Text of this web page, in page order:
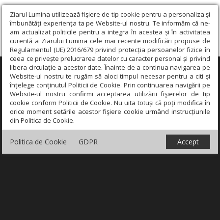
Ziarul Lumina utilizează fişiere de tip cookie pentru a personaliza și
îmbunătăți experiența ta pe Website-ul nostru. Te informăm că ne-
am actualizat politicile pentru a integra în acestea și în activitatea
curentă a Ziarului Lumina cele mai recente modificări propuse de
Regulamentul (UE) 2016/679 privind protecția persoanelor fizice în
ceea ce privește prelucrarea datelor cu caracter personal și privind
libera circulație a acestor date. Înainte de a continua navigarea pe
Website-ul nostru te rugăm să aloci timpul necesar pentru a citi și
înțelege conținutul Politicii de Cookie. Prin continuarea navigării pe
Website-ul nostru confirmi acceptarea utilizării fişierelor de tip
cookie conform Politicii de Cookie. Nu uita totuși că poți modifica în
orice moment setările acestor fişiere cookie urmând instrucțiunile
din Politica de Cookie.
Politica de Cookie GDPR Accept
×